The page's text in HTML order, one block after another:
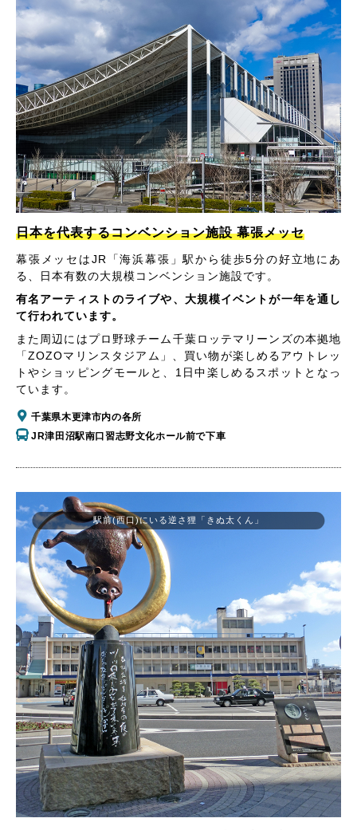
日本を代表するコンベンション施設 幕張メッセ
幕張メッセはJR「海浜幕張」駅から徒歩5分の好立地にあ
る、日本有数の大規模コンベンション施設です。
有名アーティストのライブや、大規模イベントが一年を通し
て行われています。
また周辺にはプロ野球チーム千葉ロッテマリーンズの本拠地
「ZOZOマリンスタジアム」、買い物が楽しめるアウトレッ
トやショッピングモールと、1日中楽しめるスポットとなっ
ています。
千葉県木更津市内の各所
JR津田沼駅南口習志野文化ホール前で下車
駅前(西口)にいる逆さ狸「きぬ太くん」